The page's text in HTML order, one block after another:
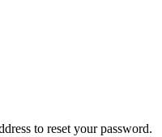
to reset your password.